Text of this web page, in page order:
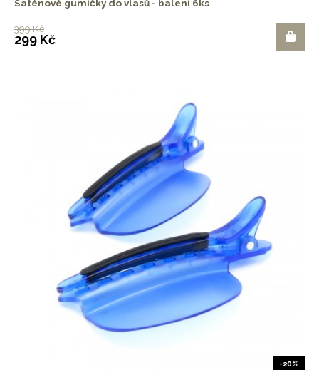
Saténové gumičky do vlasů - balení 6ks
399 Kč
299 Kč
-20%